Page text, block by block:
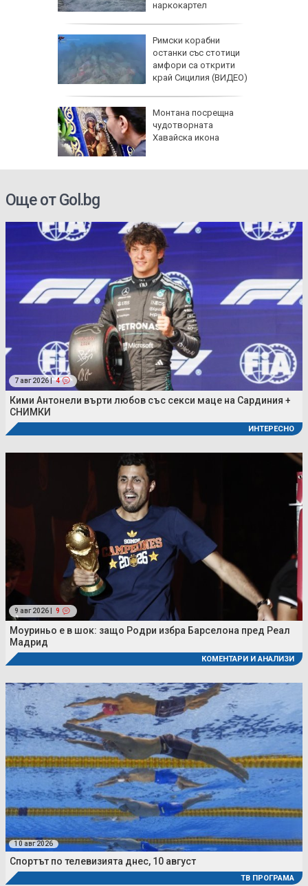
наркокартел
Римски корабни
останки със стотици
амфори са открити
край Сицилия (ВИДЕО)
Монтана посрещна
чудотворната
Хавайска икона
Още от Gol.bg
7 авг 2026 | 4
Кими Антонели върти любов със секси маце на Сардиния +
СНИМКИ
ИНТЕРЕСНО
9 авг 2026 | 9
Моуриньо е в шок: защо Родри избра Барселона пред Реал
Мадрид
КОМЕНТАРИ И АНАЛИЗИ
10 авг 2026
Спортът по телевизията днес, 10 август
ТВ ПРОГРАМА